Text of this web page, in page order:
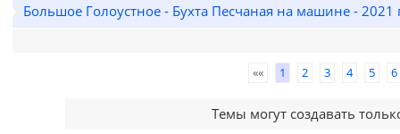
Большое Голоустное - Бухта Песчаная на машине - 2021
«« 1 2 3 4 5 6
Темы могут создавать